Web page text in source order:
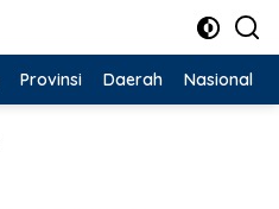
Provinsi Daerah Nasional